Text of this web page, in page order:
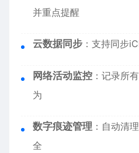
并重点提醒
云数据同步 ：支持同步
网络活动监控 ：记录所
为
数字痕迹管理 ：自动清
全